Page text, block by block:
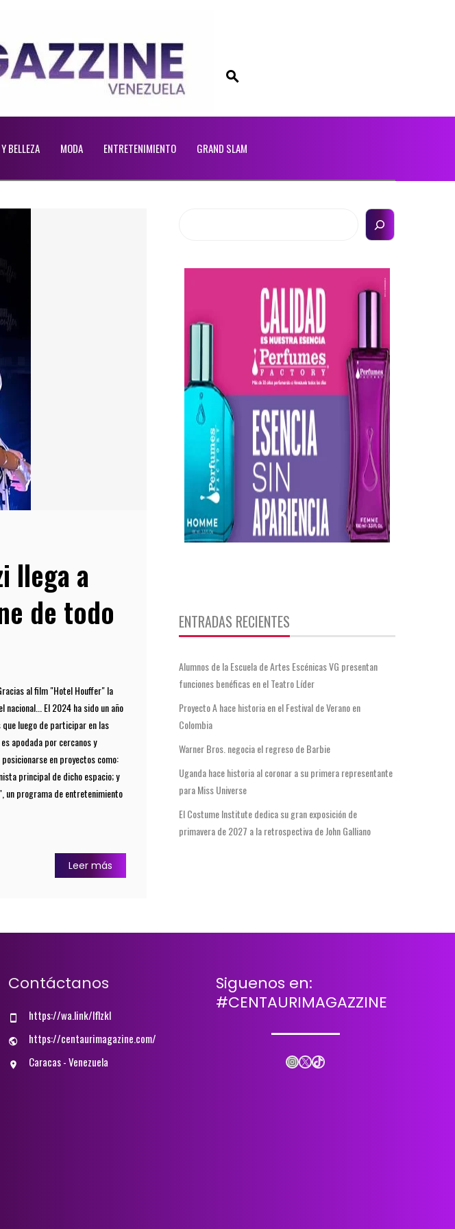
BELLEZA MODA ENTRETENIMIENTO GRAND SLAM
llega a
de todo
al film "Hotel Houffer" la
El 2024 ha sido un año
luego de participar en las
apodada por cercanos y
en proyectos como:
principal de dicho espacio; y
un programa de entretenimiento
Leer más
ENTRADAS RECIENTES
Alumnos de la Escuela de Artes Escénicas VG presentan
funciones benéficas en el Teatro Líder
Proyecto A hace historia en el Festival de Verano en
Colombia
Warner Bros. negocia el regreso de Barbie
Uganda hace historia al coronar a su primera representante
para Miss Universe
El Costume Institute dedica su gran exposición de
primavera de 2027 a la retrospectiva de John Galliano
Contáctanos
https://wa.link/lflzkl
https://centaurimagazine.com/
Caracas - Venezuela
Siguenos en:
#CENTAURIMAGAZZINE